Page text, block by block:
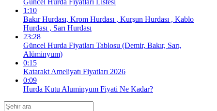
Güncel Hurda Fiyatları Listesi
1:10
Bakır Hurdası, Krom Hurdası , Kurşun Hurdası , Kablo
Hurdası , Sarı Hurdası
23:28
Güncel Hurda Fiyatları Tablosu (Demir, Bakır, Sarı,
Alüminyum)
0:15
Katarakt Ameliyatı Fiyatları 2026
0:09
Hurda Kutu Aluminyum Fiyati Ne Kadar?